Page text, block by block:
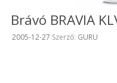
Brávó BRAVIA
Beküldve:
2005-12-27 Szerző: GURU